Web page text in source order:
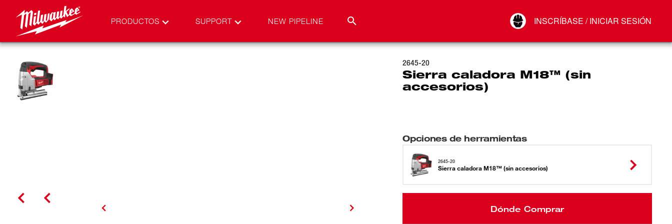
PRODUCTOS SUPPORT NEW PIPELINE INSCRÍBASE / INICIAR SESIÓN
Conectar
2645-20
Sierra caladora M18™ (sin
accesorios)
Opciones de herramientas
2645-20
Sierra caladora M18™ (sin accesorios)
Dónde Comprar